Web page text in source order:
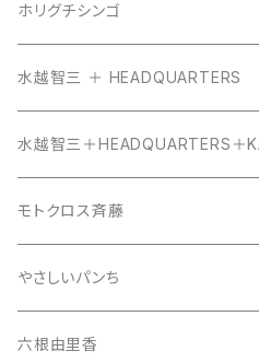
ホリグチシンゴ
水越智三 ＋ HEADQUARTERS
水越智三＋HEADQUARTERS＋
モトクロス斉藤
やさしいパンち
六根由里香